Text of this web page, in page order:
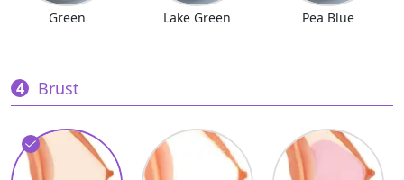
Green Lake Green Pea Blue
Brust